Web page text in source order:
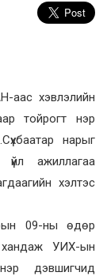
аас хэвлэлийн
тойрогт нэр
нарыг
ажиллагаа
хэлтэс
09-ны өдөр
хандаж УИХ-ын
дэвшигчид